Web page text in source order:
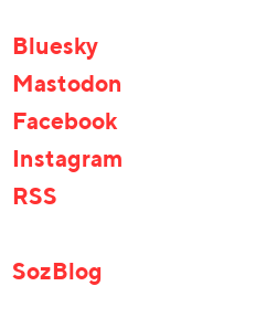
Bluesky
Mastodon
Facebook
Instagram
RSS
SozBlog